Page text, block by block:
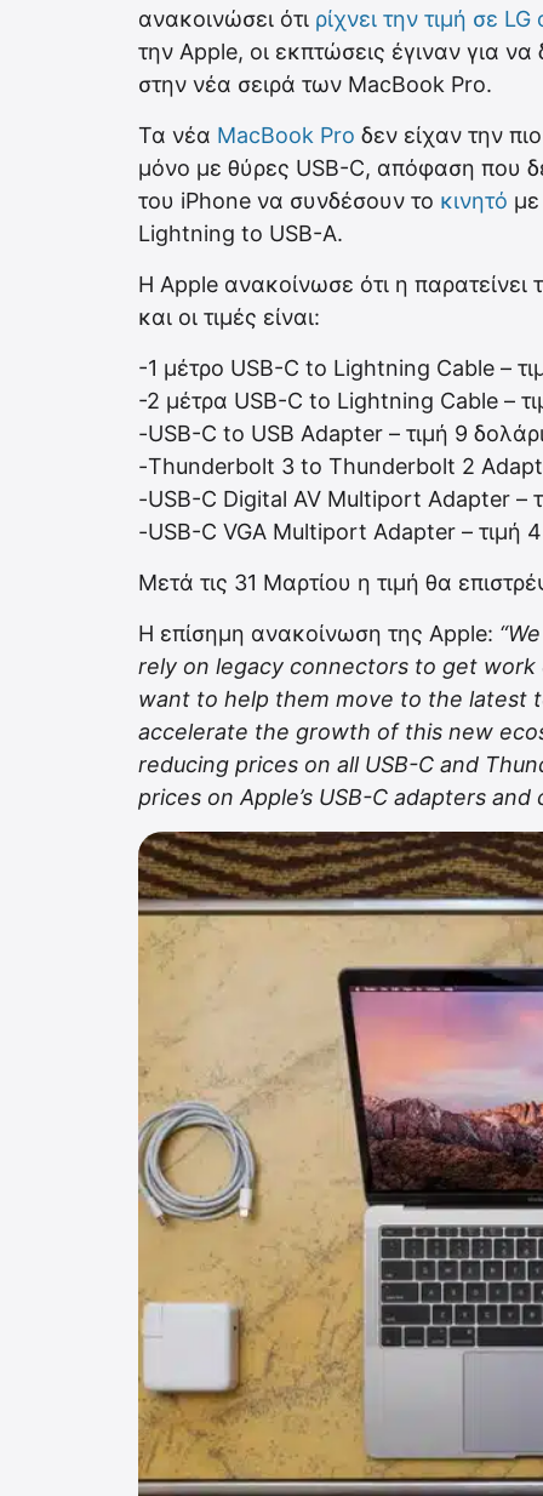
ανακοινώσει ότι ρίχνει την τιμή σε
την Apple, οι εκπτώσεις έγιναν για
στην νέα σειρά των MacBook Pro.
Τα νέα MacBook Pro δεν είχαν την
μόνο με θύρες USB-C, απόφαση που
του iPhone να συνδέσουν το κινητό
Lightning to USB-A.
Η Apple ανακοίνωσε ότι η παρατείνει
και οι τιμές είναι:
-1 μέτρο USB-C to Lightning Cable –
-2 μέτρα USB-C to Lightning Cable –
-USB-C to USB Adapter – τιμή 9
-Thunderbolt 3 to Thunderbolt 2
-USB-C Digital AV Multiport Adapter –
-USB-C VGA Multiport Adapter – τιμή
Μετά τις 31 Μαρτίου η τιμή θα
Η επίσημη ανακοίνωση της Apple:
rely on legacy connectors to get
want to help them move to the latest
accelerate the growth of this new
reducing prices on all USB-C and
prices on Apple’s USB-C adapters and